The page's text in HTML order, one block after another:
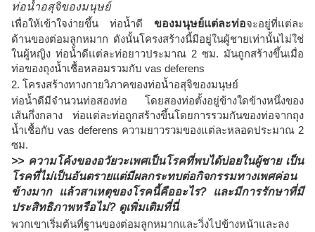
ท่อน้ำอสุจิของมนุษย์
เพื่อให้เข้าใจง่ายขึ้น ท่อน้ำดี ของมนุษย์แต่ละท่อจะอยู่ที่แต่ละ
ด้านของต่อมลูกหมาก ดังนั้นโครงสร้างนี้มีอยู่ในผู้ชายเท่านั้นไม่ใช่
ในผู้หญิง ท่อน้ำดีแต่ละท่อยาวประมาณ 2 ซม. มันถูกสร้างขึ้นเมื่อ
ท่อของถุงน้ำเชื้อหลอมรวมกับ vas deferens
2. โครงสร้างทางกายวิภาคของท่อน้ำอสุจิของมนุษย์
ท่อน้ำดีมีจำนวนท่อสองท่อ โดยสองท่อตั้งอยู่ข้างใดข้างหนึ่งของ
เส้นกึ่งกลาง ท่อแต่ละท่อถูกสร้างขึ้นโดยการรวมกันของท่อจากถุง
น้ำเชื้อกับ vas deferens ความยาวรวมของแต่ละหลอดประมาณ 2
ซม.
>> ความโค้งของอวัยวะเพศเป็นโรคที่พบได้บ่อยในผู้ชาย เป็น
โรคที่ไม่เป็นอันตรายแต่มีผลกระทบต่อกิจกรรมทางเพศค่อน
ข้างมาก แล้วสาเหตุของโรคนี้คืออะไร? และมีการรักษาที่มี
ประสิทธิภาพหรือไม่? ดูเพิ่มเติมที่นี่
พวกเขาเริ่มต้นที่ฐานของต่อมลูกหมากและวิ่งไปข้างหน้าและลง